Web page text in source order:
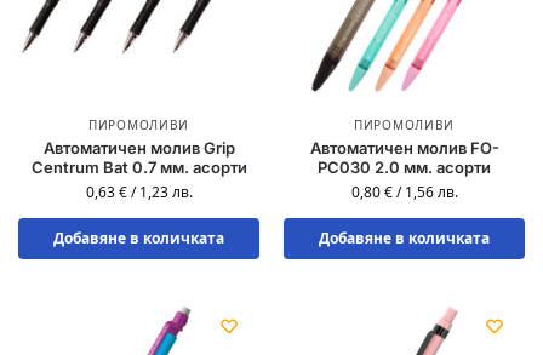
ПИРОМОЛИВИ
Автоматичен молив Grip
Centrum Bat 0.7 мм. асорти
0,63€ /1,23лв.
Добавяне в количката
ПИРОМОЛИВИ
Автоматичен молив FO-
PC030 2.0 мм. асорти
0,80€ /1,56лв.
Добавяне в количката